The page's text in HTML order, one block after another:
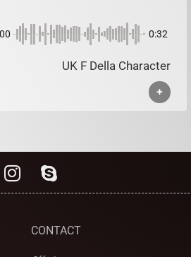
0:32
UK F Della Character
+
CONTACT